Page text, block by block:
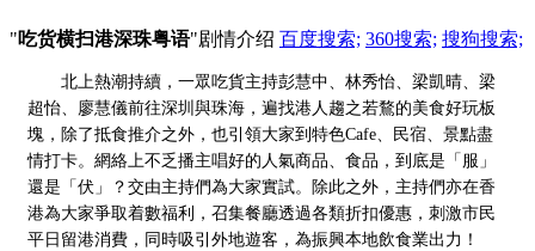
"吃货横扫港深珠粤语"剧情介绍 百度搜索; 360搜索; 搜狗搜索;
北上熱潮持續，一眾吃貨主持彭慧中、林秀怡、梁凱晴、梁
超怡、廖慧儀前往深圳與珠海，遍找港人趨之若鶩的美食好玩板
塊，除了抵食推介之外，也引領大家到特色Cafe、民宿、景點盡
情打卡。網絡上不乏播主唱好的人氣商品、食品，到底是「服」
還是「伏」？交由主持們為大家實試。除此之外，主持們亦在香
港為大家爭取着數福利，召集餐廳透過各類折扣優惠，刺激市民
平日留港消費，同時吸引外地遊客，為振興本地飲食業出力！